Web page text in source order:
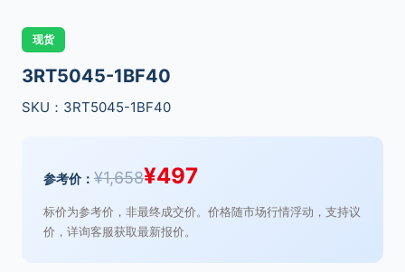
现货
3RT5045-1BF40
SKU：3RT5045-1BF40
参考价： ¥1,658¥497
标价为参考价，非最终成交价。价格随市场行情浮动，支持议
价，详询客服获取最新报价。